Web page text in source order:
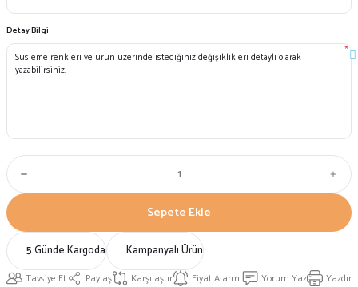
Detay Bilgi
*
Sepete Ekle
5 Günde Kargoda Kampanyalı Ürün
Tavsiye Et Paylaş Karşılaştır Fiyat Alarmı Yorum Yaz Yazdır